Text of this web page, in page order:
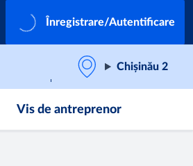
Înregistrare/Autentificare
Chișinău 2
Vis de antreprenor